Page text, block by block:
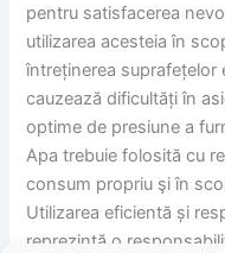
pentru satisfacerea
utilizarea acesteia în
întreținerea suprafețelor
cauzează dificultăți în
optime de presiune a
Apa trebuie folosită cu
consum propriu şi în
Utilizarea eficientă și
reprezintă o